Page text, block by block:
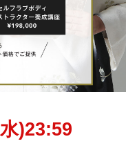
)23:59